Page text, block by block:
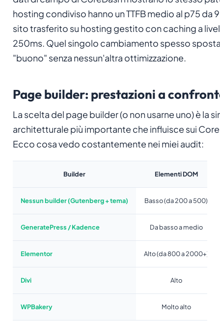
hosting condiviso hanno un TTFB medio al p75 da
sito trasferito su hosting gestito con caching a
250ms. Quel singolo cambiamento spesso
"buono" senza nessun'altra ottimizzazione.
Page builder: prestazioni a
La scelta del page builder (o non usarne uno) è la
architetturale più importante che influisce sui
Ecco cosa vedo costantemente nei miei audit:
Builder Elementi DOM
Nessun builder (Gutenberg + tema) Basso (da 200 a 500)
GeneratePress / Kadence Da basso a medio
Elementor Alto (da 800 a 2000+)
Divi Alto
WPBakery Molto alto